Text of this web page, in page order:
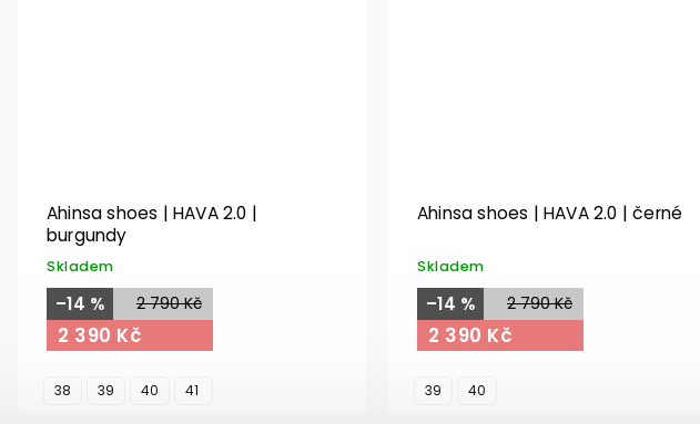
Ahinsa shoes | HAVA 2.0 |
burgundy
Skladem
2 790 Kč
–14 %
2 390 Kč
38 39 40 41
Ahinsa shoes | HAVA 2.0 | černé
Skladem
2 790 Kč
–14 %
2 390 Kč
39 40